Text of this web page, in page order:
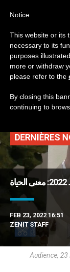
TAG
DERNIÈRES
FEB 23, 2022 16:51
ZENIT STAFF
Audience, 23
Notice
This website or its
necessary to its
purposes
more or withdraw
please refer to the
By closing this
continuing to